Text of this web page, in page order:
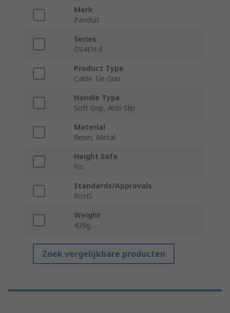
Merk
Panduit
Series
GS4EH-E
Product Type
Cable Tie Gun
Handle Type
Soft Grip, Anti-Slip
Material
Resin, Metal
Height Safe
No
Standards/Approvals
RoHS
Weight
435g
Zoek vergelijkbare producten